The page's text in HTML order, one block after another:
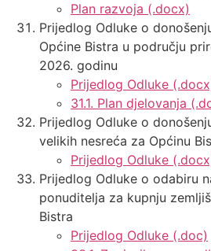
Plan razvoja (.docx)
Prijedlog Odluke o
Općine Bistra u području
2026. godinu
Prijedlog Odluke
31.1. Plan djelovanja
Prijedlog Odluke o
velikih nesreća za Općinu
Prijedlog Odluke
Prijedlog Odluke o odabiru
ponuditelja za kupnju
Bistra
Prijedlog Odluke (.doc)